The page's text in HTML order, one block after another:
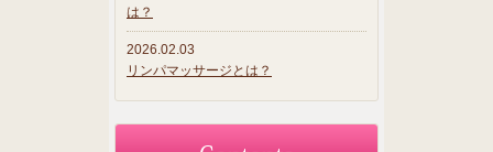
は？
2026.02.03
リンパマッサージとは？